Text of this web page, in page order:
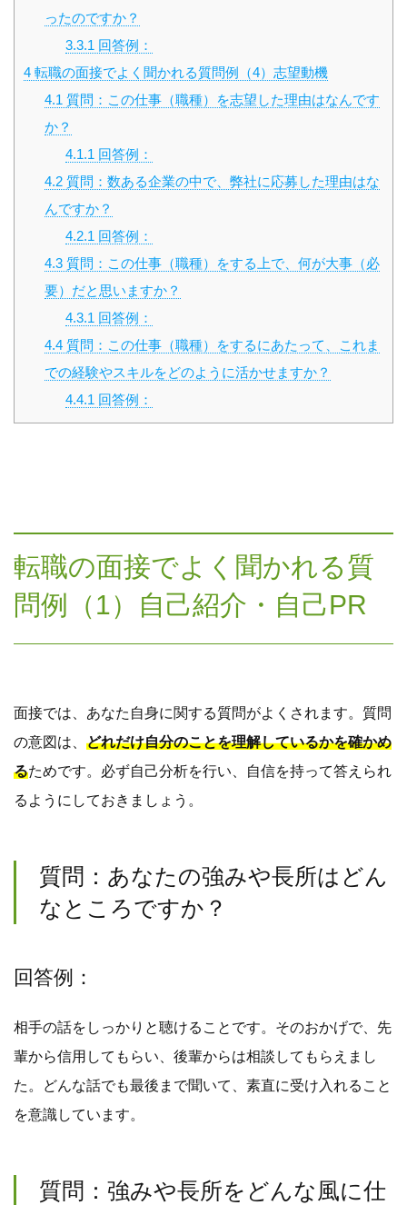
ったのですか？
3.3.1 回答例：
4 転職の面接でよく聞かれる質問例（4）志望動機
4.1 質問：この仕事（職種）を志望した理由はなんです
か？
4.1.1 回答例：
4.2質問：数ある企業の中で、弊社に応募した理由はな
んですか？
4.2.1 回答例：
4.3質問：この仕事（職種）をする上で、何が大事（必
要）だと思いますか？
4.3.1 回答例：
4.4質問：この仕事（職種）をするにあたって、これま
での経験やスキルをどのように活かせますか？
4.4.1 回答例：
転職の面接でよく聞かれる質
問例（1）自己紹介・自己PR
面接では、あなた自身に関する質問がよくされます。質問
の意図は、 どれだけ自分のことを理解しているかを確かめ
るためです。必ず自己分析を行い、自信を持って答えられ
るようにしておきましょう。
質問：あなたの強みや長所はどん
なところですか？
回答例：
相手の話をしっかりと聴けることです。そのおかげで、先
輩から信用してもらい、後輩からは相談してもらえまし
た。どんな話でも最後まで聞いて、素直に受け入れること
を意識しています。
質問：強みや長所をどんな風に仕